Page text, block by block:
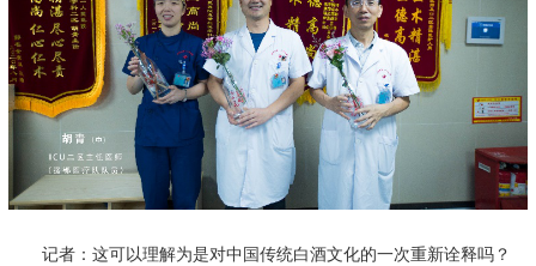
记者：这可以理解为是对中国传统白酒文化的一次重新诠释吗？